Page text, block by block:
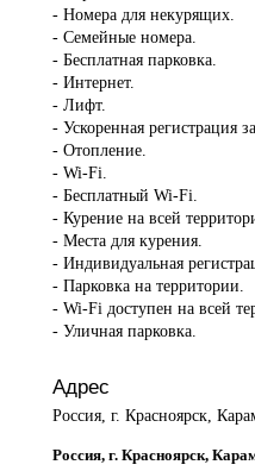
- Номера для некурящих.
- Семейные номера.
- Бесплатная парковка.
- Интернет.
- Лифт.
- Ускоренная регистрация
- Отопление.
- Wi-Fi.
- Бесплатный Wi-Fi.
- Курение на всей
- Места для курения.
- Индивидуальная
- Парковка на территории.
- Wi-Fi доступен на всей
- Уличная парковка.
Адрес
Россия, г. Красноярск,
Россия, г. Красноярск,